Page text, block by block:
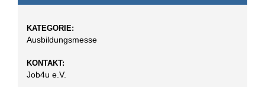
KATEGORIE:
Ausbildungsmesse
KONTAKT:
Job4u e.V.